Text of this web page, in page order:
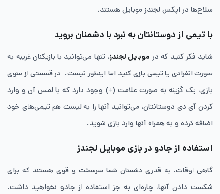
سلاح‌ها در اپکس لجندز موبایل هستند.
با تیمی از دوستانتان به نبرد با دشمنان بروید
شاید فکر کنید که در موبایل لجندز، تنها می‌توانید با بازیکنان غریبه به
صورت انفرادی یا تیمی بازی کنید اما اینطور نیست. در قسمتی از منوی
بازی، یک گزینه به صورت علامت (+) وجود دارد که با لمس آن و وارد
کردن آی دی دوستانتان، می‌توانید آنها را به لیست هم تیمی‌های خود
اضافه کرده و به همراه آنها وارد بازی شوید.
استفاده از جادو در بازی موبایل لجندز
گاهی اوقات، به قدری دشمنان شما سرسخت و قوی هستند که برای
شکست دادن آنها، چاره‌ای به جز استفاده از جادو نخواهید داشت.